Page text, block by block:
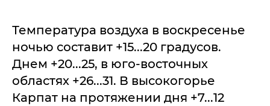
Температура воздуха в воскресенье
ночью составит +15...20 градусов.
Днем +20...25, в юго-восточных
областях +26...31. В высокогорье
Карпат на протяжении дня +7...12